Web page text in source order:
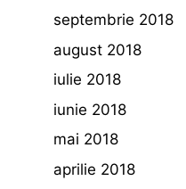
septembrie 2018
august 2018
iulie 2018
iunie 2018
mai 2018
aprilie 2018